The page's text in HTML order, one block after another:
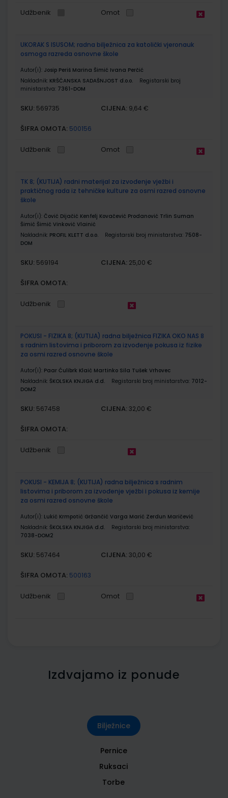
Udžbenik Omot
UKORAK S ISUSOM; radna bilježnica za katolički vjeronauk
osmoga razreda osnovne škole
Autor(i): Josip Periš Marina Šimić Ivana Perčić
Nakladnik: KRŠĆANSKA SADAŠNJOST d.o.o.
Registarski broj
ministarstva: 7361-DOM
SKU: 569735 CIJENA: 9,64 €
ŠIFRA OMOTA: 500156
Udžbenik Omot
TK 8; (KUTIJA) radni materijal za izvođenje vježbi i
praktičnog rada iz tehničke kulture za osmi razred osnovne
škole
Autor(i): Čović Dijačić Kenfelj Kovačević Prodanović Trlin Suman
Šimić Šimić Vinković Vlainić
Nakladnik: PROFIL KLETT d.o.o. Registarski broj ministarstva: 7508-
DOM
SKU: 569194 CIJENA: 25,00 €
ŠIFRA OMOTA:
Udžbenik
POKUSI - FIZIKA 8; (KUTIJA) radna bilježnica FIZIKA OKO NAS 8
s radnim listovima i priborom za izvođenje pokusa iz fizike
za osmi razred osnovne škole
Autor(i): Paar Ćulibrk Klaić Martinko Sila Tušek Vrhovec
Nakladnik: ŠKOLSKA KNJIGA d.d. Registarski broj ministarstva: 7012-
DOM2
SKU: 567458 CIJENA: 32,00 €
ŠIFRA OMOTA:
Udžbenik
POKUSI - KEMIJA 8; (KUTIJA) radna bilježnica s radnim
listovima i priborom za izvođenje vježbi i pokusa iz kemije
za osmi razred osnovne škole
Autor(i): Lukić Krmpotić Gržančić Varga Marić Zerdun Maričević
Nakladnik: ŠKOLSKA KNJIGA d.d.
Registarski broj ministarstva:
7038-DOM2
SKU: 567464 CIJENA: 30,00 €
ŠIFRA OMOTA: 500163
Udžbenik Omot
Izdvajamo iz ponude
Bilježnice
Pernice
Ruksaci
Torbe